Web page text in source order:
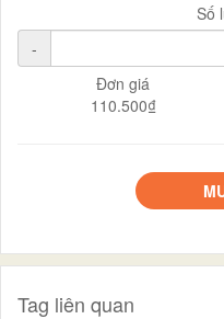
Số
-
Đơn giá
110.500₫
Tag liên quan